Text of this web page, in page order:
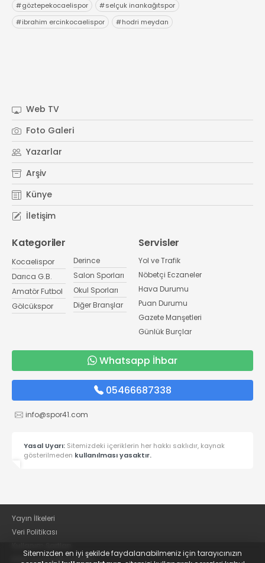
#göztepekocaelispor #selçuk inankağıtspor
#ibrahim ercinkocaelispor #hodri meydan
Web TV
Foto Galeri
Yazarlar
Arşiv
Künye
İletişim
Kategoriler
Kocaelispor
Darıca G.B.
Amatör Futbol
Gölcükspor
Derince
Salon Sporları
Okul Sporları
Diğer Branşlar
Servisler
Yol ve Trafik
Nöbetçi Eczaneler
Hava Durumu
Puan Durumu
Gazete Manşetleri
Günlük Burçlar
Whatsapp İhbar
05466687338
info@spor41.com
Yasal Uyarı: Sitemizdeki içeriklerin her hakkı saklıdır, kaynak
gösterilmeden kullanılması yasaktır.
Yayın İlkeleri
Veri Politikası
KVKK Aydınlatma Metni
Sitemizden en iyi şekilde faydalanabilmeniz için tarayıcınızın